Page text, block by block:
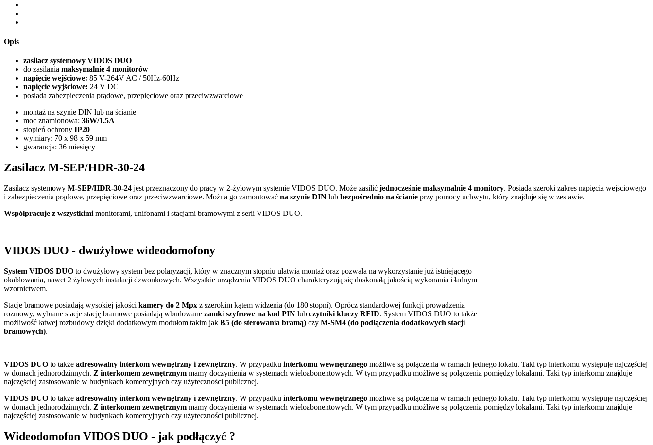
Opis
zasilacz systemowy VIDOS DUO
do zasilania maksymalnie 4 monitorów
napięcie wejściowe: 85 V-264V AC / 50Hz-60Hz
napięcie wyjściowe: 24 V DC
posiada zabezpieczenia prądowe, przepięciowe oraz przeciwzwarciowe
montaż na szynie DIN lub na ścianie
moc znamionowa: 36W/1.5A
stopień ochrony IP20
wymiary: 70 x 98 x 59 mm
gwarancja: 36 miesięcy
Zasilacz M-SEP/HDR-30-24
Zasilacz systemowy M-SEP/HDR-30-24 jest przeznaczony do pracy w 2-żyłowym systemie VIDOS DUO. Może zasilić jednocześnie maksymalnie 4 monitory. Posiada szeroki zakres napięcia wejściowego
i zabezpieczenia prądowe, przepięciowe oraz przeciwzwarciowe. Można go zamontować na szynie DIN lub bezpośrednio na ścianie przy pomocy uchwytu, który znajduje się w zestawie.
Współpracuje z wszystkimi monitorami, unifonami i stacjami bramowymi z serii VIDOS DUO.
VIDOS DUO - dwużyłowe wideodomofony
System VIDOS DUO to dwużyłowy system bez polaryzacji, który w znacznym stopniu ułatwia montaż oraz pozwala na wykorzystanie już istniejącego
okablowania, nawet 2 żyłowych instalacji dzwonkowych. Wszystkie urządzenia VIDOS DUO charakteryzują się doskonałą jakością wykonania i ładnym
wzornictwem.
Stacje bramowe posiadają wysokiej jakości kamery do 2 Mpx z szerokim kątem widzenia (do 180 stopni). Oprócz standardowej funkcji prowadzenia
rozmowy, wybrane stacje stację bramowe posiadają wbudowane zamki szyfrowe na kod PIN lub czytniki kluczy RFID. System VIDOS DUO to także
możliwość łatwej rozbudowy dzięki dodatkowym modułom takim jak B5 (do sterowania bramą) czy M-SM4 (do podłączenia dodatkowych stacji
bramowych).
VIDOS DUO to także adresowalny interkom wewnętrzny i zewnętrzny. W przypadku interkomu wewnętrznego możliwe są połączenia w ramach jednego lokalu. Taki typ interkomu występuje najczęściej
w domach jednorodzinnych. Z interkomem zewnętrznym mamy doczynienia w systemach wieloabonentowych. W tym przypadku możliwe są połączenia pomiędzy lokalami. Taki typ interkomu znajduje
najczęściej zastosowanie w budynkach komercyjnych czy użyteczności publicznej.
VIDOS DUO to także adresowalny interkom wewnętrzny i zewnętrzny. W przypadku interkomu wewnętrznego możliwe są połączenia w ramach jednego lokalu. Taki typ interkomu występuje najczęściej
w domach jednorodzinnych. Z interkomem zewnętrznym mamy doczynienia w systemach wieloabonentowych. W tym przypadku możliwe są połączenia pomiędzy lokalami. Taki typ interkomu znajduje
najczęściej zastosowanie w budynkach komercyjnych czy użyteczności publicznej.
Wideodomofon VIDOS DUO - jak podłączyć ?